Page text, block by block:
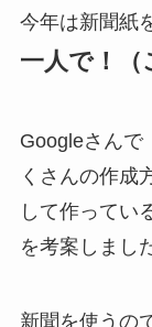
今年は新聞紙
一人で！（
Googleさん
くさんの作成
して作ってい
を考案しまし
新聞を使うの